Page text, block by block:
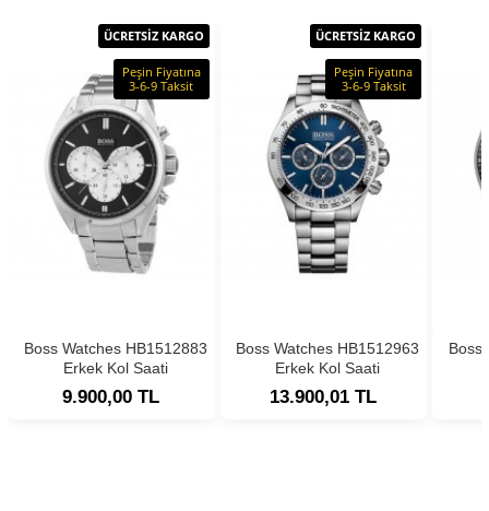
ÜCRETSİZ KARGO
Peşin Fiyatına
3-6-9 Taksit
Boss Watches HB1512883
Erkek Kol Saati
9.900,00 TL
ÜCRETSİZ KARGO
Peşin Fiyatına
3-6-9 Taksit
Boss Watches HB1512963
Erkek Kol Saati
13.900,01 TL
Boss